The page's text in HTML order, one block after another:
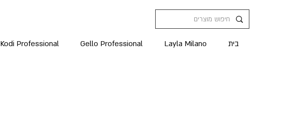
בית Layla Milano
Gello Professional
Kodi Professional